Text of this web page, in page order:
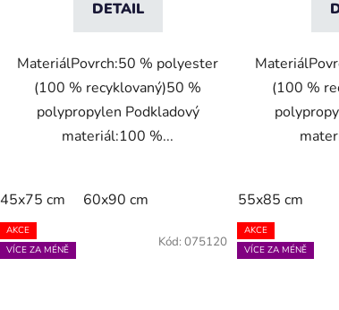
DETAIL
MateriálPovrch:50 % polyester
(100 % recyklovaný)50 %
polypropylen Podkladový
materiál:100 %...
45x75 cm 60x90 cm
(100 %
55x85 cm
AKCE
VÍCE ZA MÉNĚ
Kód: 075120
AKCE
VÍCE ZA MÉNĚ